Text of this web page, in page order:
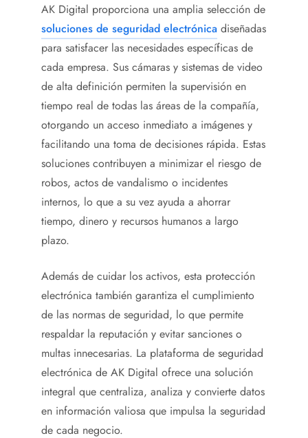
AK Digital proporciona una amplia selección de
soluciones de seguridad electrónica diseñadas
para satisfacer las necesidades específicas de
cada empresa. Sus cámaras y sistemas de video
de alta definición permiten la supervisión en
tiempo real de todas las áreas de la compañía,
otorgando un acceso inmediato a imágenes y
facilitando una toma de decisiones rápida. Estas
soluciones contribuyen a minimizar el riesgo de
robos, actos de vandalismo o incidentes
internos, lo que a su vez ayuda a ahorrar
tiempo, dinero y recursos humanos a largo
plazo.
Además de cuidar los activos, esta protección
electrónica también garantiza el cumplimiento
de las normas de seguridad, lo que permite
respaldar la reputación y evitar sanciones o
multas innecesarias. La plataforma de seguridad
electrónica de AK Digital ofrece una solución
integral que centraliza, analiza y convierte datos
en información valiosa que impulsa la seguridad
de cada negocio.